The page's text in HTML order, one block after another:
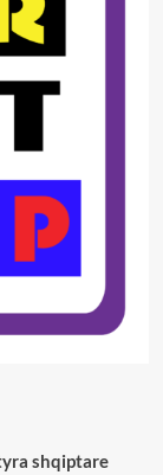
shqiptare